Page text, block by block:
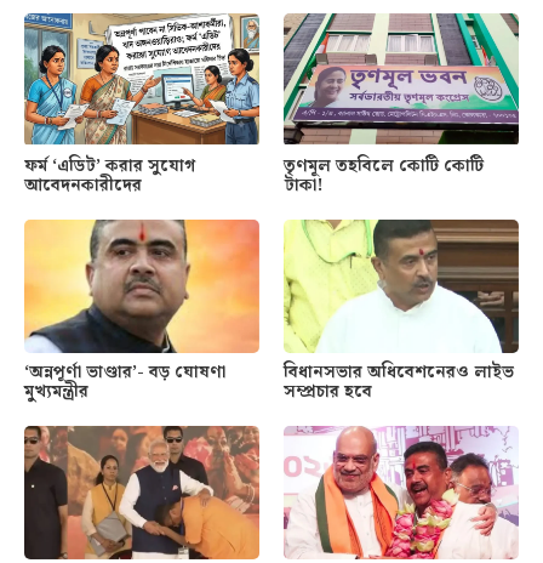
ফর্ম ‘এডিট’ করার সুযোগ
আবেদনকারীদের
তৃণমূল তহবিলে কোটি কোটি
টাকা!
‘অন্নপূর্ণা ভাণ্ডার’- বড় ঘোষণা
মুখ্যমন্ত্রীর
বিধানসভার অধিবেশনেরও লাইভ
সম্প্রচার হবে